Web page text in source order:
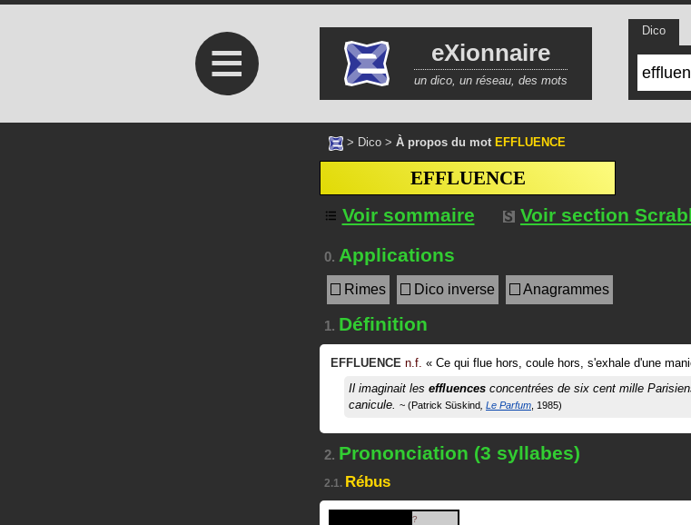
≡ eXionnaire
un dico, un réseau, des mots
Dico
> Dico > À propos du mot EFFLUENCE
EFFLUENCE
Voir sommaire
Voir section
0. Applications
Rimes Dico inverse Anagrammes
1. Définition
EFFLUENCE n.f. « Ce qui flue hors, coule hors, s'exhale d'une
Il imaginait les effluences concentrées de six cent mille
canicule.
Patrick Süskind Le Parfum 1985
2. Prononciation (3 syllabes)
2.1. Rébus
?